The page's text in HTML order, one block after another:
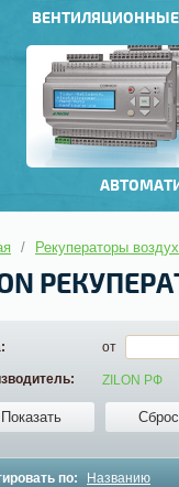
/ Рекуператоры
от
ZILON РФ
Показать
по: Названию